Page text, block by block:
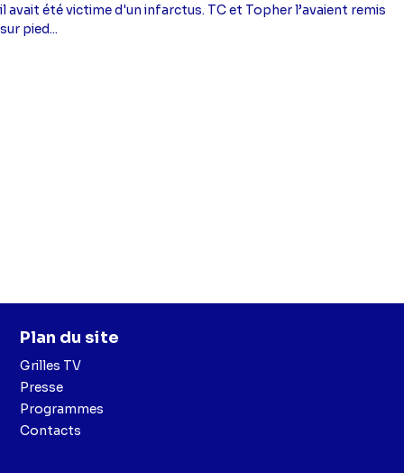
il avait été victime d'un infarctus. TC et Topher l’avaient remis
sur pied...
Plan du site
Grilles TV
Presse
Programmes
Contacts